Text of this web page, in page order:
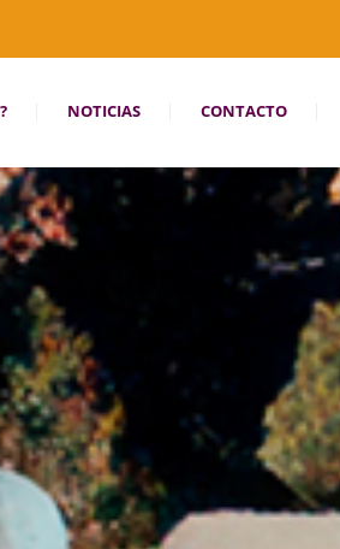
NOTICIAS CONTACTO